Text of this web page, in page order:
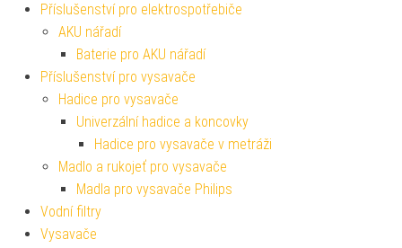
Příslušenství pro elektrospotřebiče
AKU nářadí
Baterie pro AKU nářadí
Příslušenství pro vysavače
Hadice pro vysavače
Univerzální hadice a koncovky
Hadice pro vysavače v metráži
Madlo a rukojeť pro vysavače
Madla pro vysavače Philips
Vodní filtry
Vysavače